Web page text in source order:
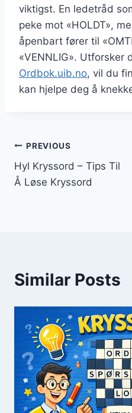
viktigst. En ledetråd
peke mot «HOLDT»,
åpenbart fører til
«VENNLIG». Utforsker
Ordbok.uib.no, vil du
kan hjelpe deg å
PREVIOUS
Hyl Kryssord – Tips Til
Å Løse Kryssord
Similar Posts